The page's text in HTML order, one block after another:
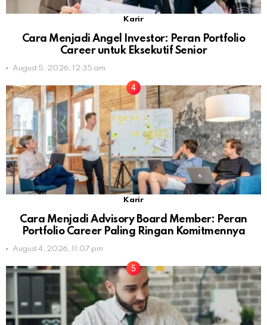
Karir
Cara Menjadi Angel Investor: Peran Portfolio
Career untuk Eksekutif Senior
August 5, 2026, 12:35 am
Karir
Cara Menjadi Advisory Board Member: Peran
Portfolio Career Paling Ringan Komitmennya
August 4, 2026, 11:07 pm